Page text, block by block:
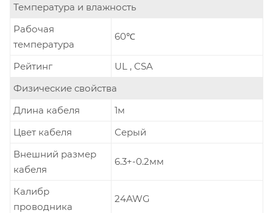
Температура и влажность
Рабочая
температура
60℃
Рейтинг
UL , CSA
Физические свойства
Длина кабеля
1м
Цвет кабеля
Серый
Внешний размер
кабеля
6.3+-0.2мм
Калибр
проводника
24AWG